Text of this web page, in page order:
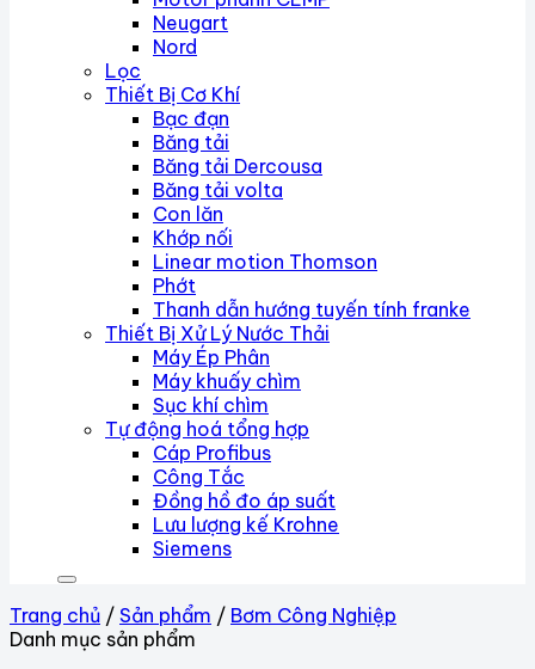
Neugart
Nord
Lọc
Thiết Bị Cơ Khí
Bạc đạn
Băng tải
Băng tải Dercousa
Băng tải volta
Con lăn
Khớp nối
Linear motion Thomson
Phớt
Thanh dẫn hướng tuyến tính franke
Thiết Bị Xử Lý Nước Thải
Máy Ép Phân
Máy khuấy chìm
Sục khí chìm
Tự động hoá tổng hợp
Cáp Profibus
Công Tắc
Đồng hồ đo áp suất
Lưu lượng kế Krohne
Siemens
Trang chủ / Sản phẩm / Bơm Công Nghiệp
Danh mục sản phẩm